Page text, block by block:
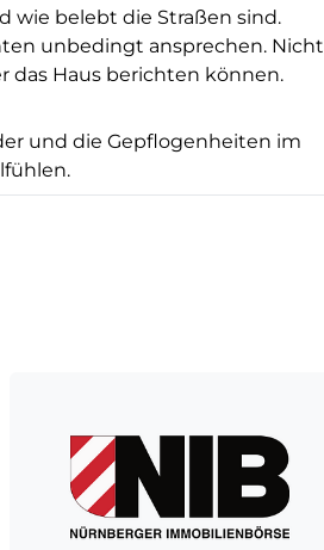
wie belebt die Straßen sind.
unbedingt ansprechen. Nicht
das Haus berichten können.
und die Gepflogenheiten im